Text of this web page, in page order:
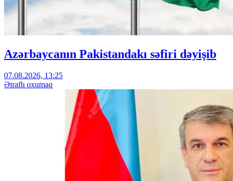
Azərbaycanın Pakistandakı səfiri dəyişib
07.08.2026, 13:25
Ətraflı oxumaq